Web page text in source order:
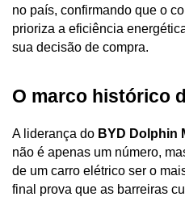
no país, confirmando que o
prioriza a eficiência
sua decisão de compra.
O marco histórico
A liderança do BYD Dolphin
não é apenas um número,
de um carro elétrico ser o
final prova que as barreiras